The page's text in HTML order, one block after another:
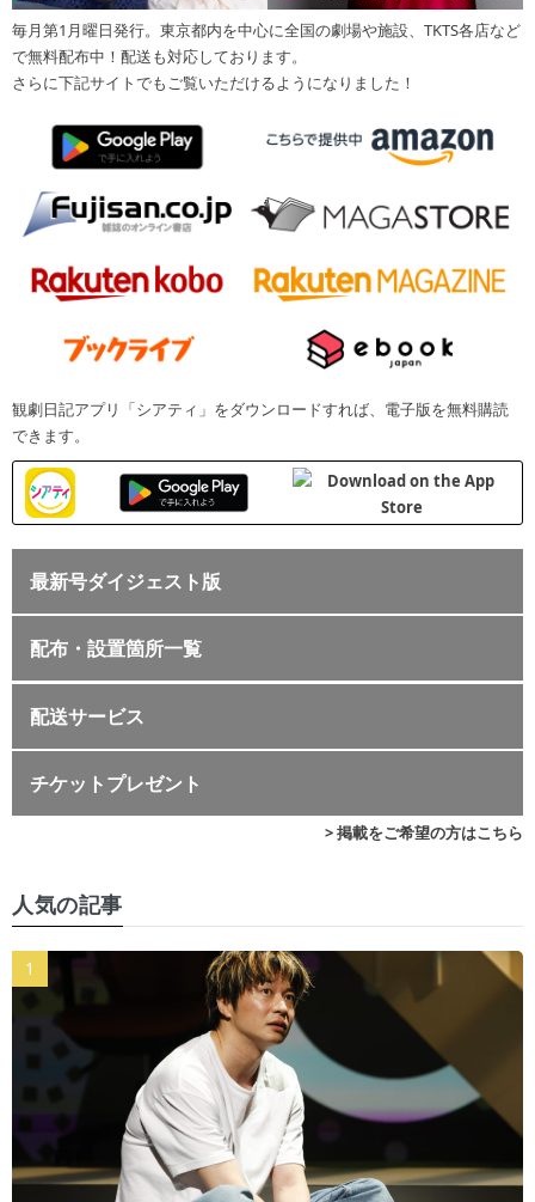
毎月第1月曜日発行。東京都内を中心に全国の劇場や施設、TKTS各店など
で無料配布中！配送も対応しております。
さらに下記サイトでもご覧いただけるようになりました！
観劇日記アプリ「シアティ」をダウンロードすれば、電子版を無料購読
できます。
最新号ダイジェスト版
配布・設置箇所一覧
配送サービス
チケットプレゼント
> 掲載をご希望の方はこちら
人気の記事